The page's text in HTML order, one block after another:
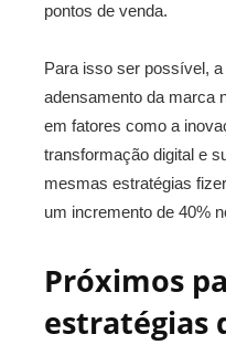
pontos de venda.
Para isso ser possível,
adensamento da marca
em fatores como a
transformação digital e
mesmas estratégias
um incremento de 40%
Próximos
estratégias